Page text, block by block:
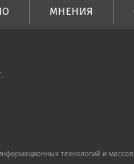
МНЕНИЯ
технологий и